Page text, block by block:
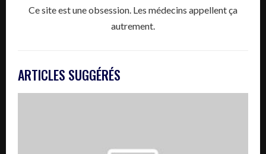
Ce site est une obsession. Les médecins appellent ça
autrement.
ARTICLES SUGGÉRÉS